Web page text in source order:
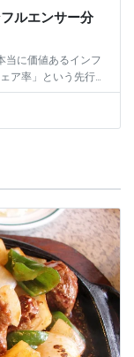
ルエンサー分
当に価値あるインフ
ア率」という先行指
長を予測する実践